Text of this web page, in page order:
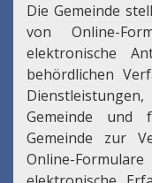
Die Gemeinde
von Online-
elektronische
behördlichen
Gemeinde
Gemeinde zur
Online-